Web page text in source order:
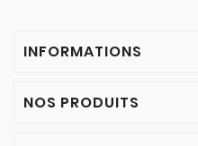
INFORMATIONS
NOS PRODUITS